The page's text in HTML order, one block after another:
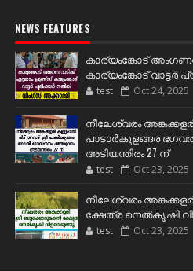
NEWS FEATURES
കാര്യംങ്കോട്
കാര്യംങ്കോട്
test Oct 24, 2025
നീലേശ്വരം
പാടാർകുളങ്ങര
അടിയന്തിരം 27 ന്
test Oct 23, 2025
നീലേശ്വരം
ക്ഷേത്ര നെൽകൃഷി
test Oct 23, 2025